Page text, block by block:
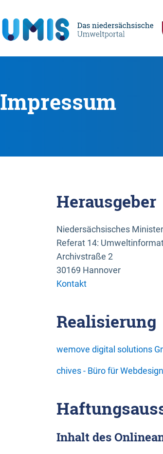
Impressum
Herausgeber
Niedersächsisches
Referat 14:
Archivstraße 2
30169 Hannover
Kontakt
Realisierung
wemove digital solutions
chives - Büro für
Inhalt des